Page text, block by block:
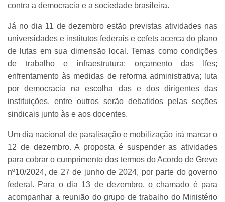
contra a democracia e a sociedade brasileira.
Já no dia 11 de dezembro estão previstas atividades nas
universidades e institutos federais e cefets acerca do plano
de lutas em sua dimensão local. Temas como condições
de trabalho e infraestrutura; orçamento das Ifes;
enfrentamento às medidas de reforma administrativa; luta
por democracia na escolha das e dos dirigentes das
instituições, entre outros serão debatidos pelas seções
sindicais junto às e aos docentes.
Um dia nacional de paralisação e mobilização irá marcar o
12 de dezembro. A proposta é suspender as atividades
para cobrar o cumprimento dos termos do Acordo de Greve
nº10/2024, de 27 de junho de 2024, por parte do governo
federal. Para o dia 13 de dezembro, o chamado é para
acompanhar a reunião do grupo de trabalho do Ministério